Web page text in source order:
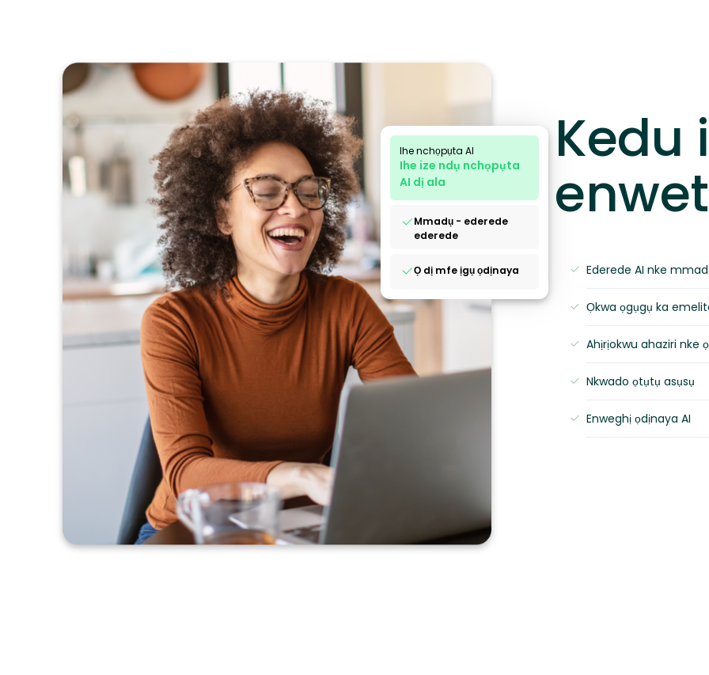
Kedu
Ihe nchọpụta AI
Ihe ize ndụ nchọpụta
AI dị ala
Mmadụ - ederede
ederede
Ọ dị mfe ịgụ ọdịnaya Ederede AI nke
Ọkwa ọgụgụ ka
Ahịrịokwu ahaziri nke
Nkwado ọtụtụ asụsụ
Enweghị ọdịnaya AI